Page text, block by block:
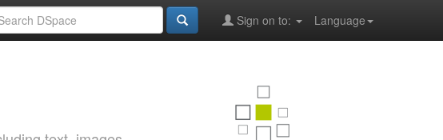
Language
Sign on to: